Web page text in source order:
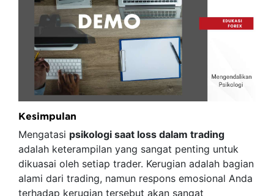
Kesimpulan
Mengatasi psikologi saat loss dalam trading
adalah keterampilan yang sangat penting untuk
dikuasai oleh setiap trader. Kerugian adalah bagian
alami dari trading, namun respons emosional Anda
terhadap kerugian tersebut akan sangat